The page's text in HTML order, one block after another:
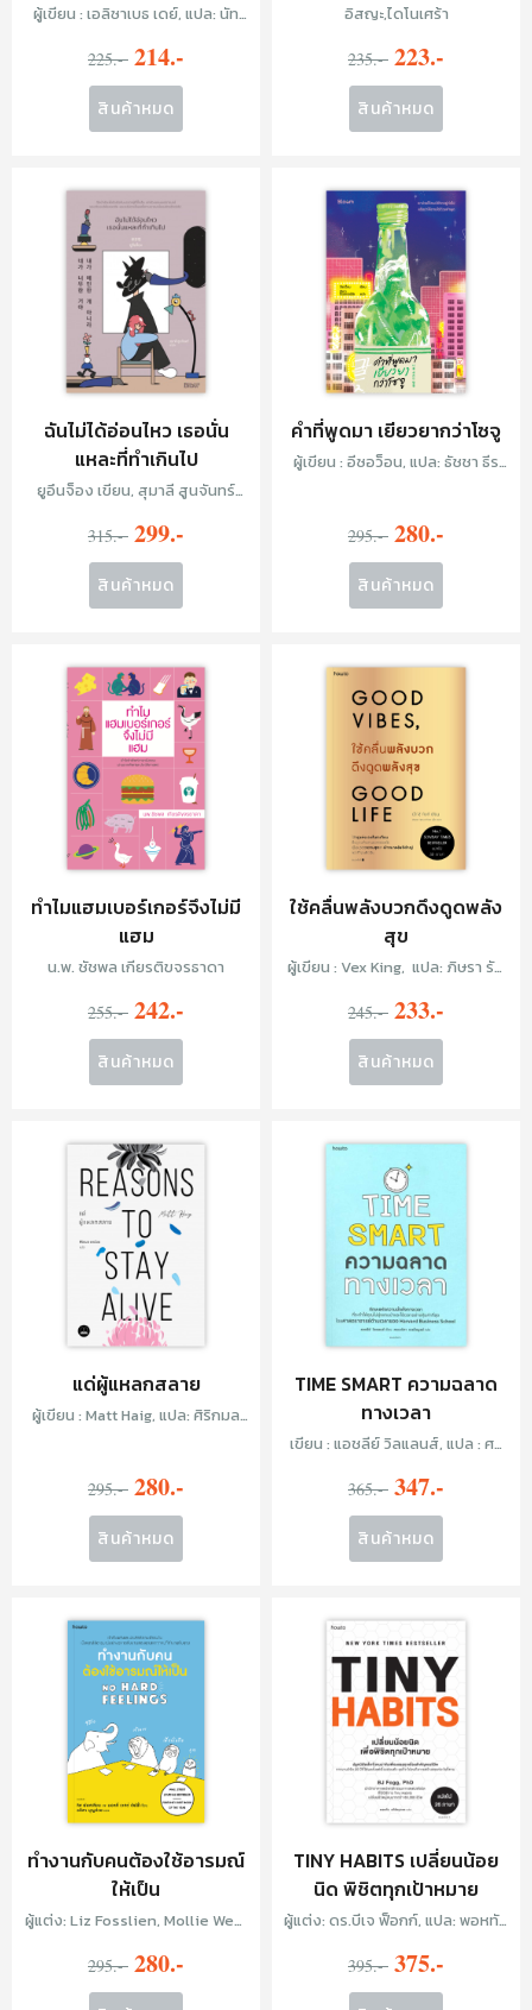
ชัยชนะ
ผู้เขียน : เอลิซาเบธ เดย์, แปล: นัท
225.- 214.-
สินค้าหมด
มา
อิสญะ,ไดโนเศร้า
235.- 223.-
สินค้าหมด
ฉันไม่ได้อ่อนไหว เธอนั่น
แหละที่ทำเกินไป
ยูอึนจ็อง เขียน, สุมาลี สูนจันทร์
315.- 299.-
สินค้าหมด
คำที่พูดมา เยียวยากว่าโซจู
ผู้เขียน : อีซอว็อน, แปล: ธัชชา ธีร
295.- 280.-
สินค้าหมด
ทำไมแฮมเบอร์เกอร์จึงไม่มี
แฮม
น.พ. ชัชพล เกียรติขจรธาดา
255.- 242.-
สินค้าหมด
ใช้คลื่นพลังบวกดึงดูดพลัง
สุข
ผู้เขียน : Vex King, แปล: ภิษรา รัต
245.- 233.-
สินค้าหมด
แด่ผู้แหลกสลาย
ผู้เขียน : Matt Haig, แปล: ศิริกมล
295.- 280.-
สินค้าหมด
TIME SMART ความฉลาด
ทางเวลา
เขียน : แอชลีย์ วิลแลนส์, แปล : ศร
365.- 347.-
สินค้าหมด
ทำงานกับคนต้องใช้อารมณ์
ให้เป็น
ผู้แต่ง: Liz Fosslien, Mollie West
295.- 280.-
TINY HABITS เปลี่ยนน้อย
นิด พิชิตทุกเป้าหมาย
ผู้แต่ง: ดร.บีเจ ฟ็อกก์, แปล: พอหทัย
395.- 375.-